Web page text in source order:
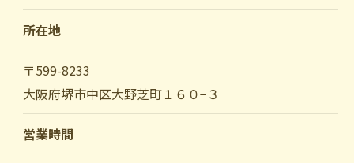
所在地
〒599-8233
大阪府堺市中区大野芝町１６０−３
営業時間